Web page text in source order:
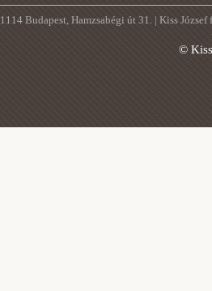
1114 Budapest, Hamzsabégi út 31. | Kiss
©